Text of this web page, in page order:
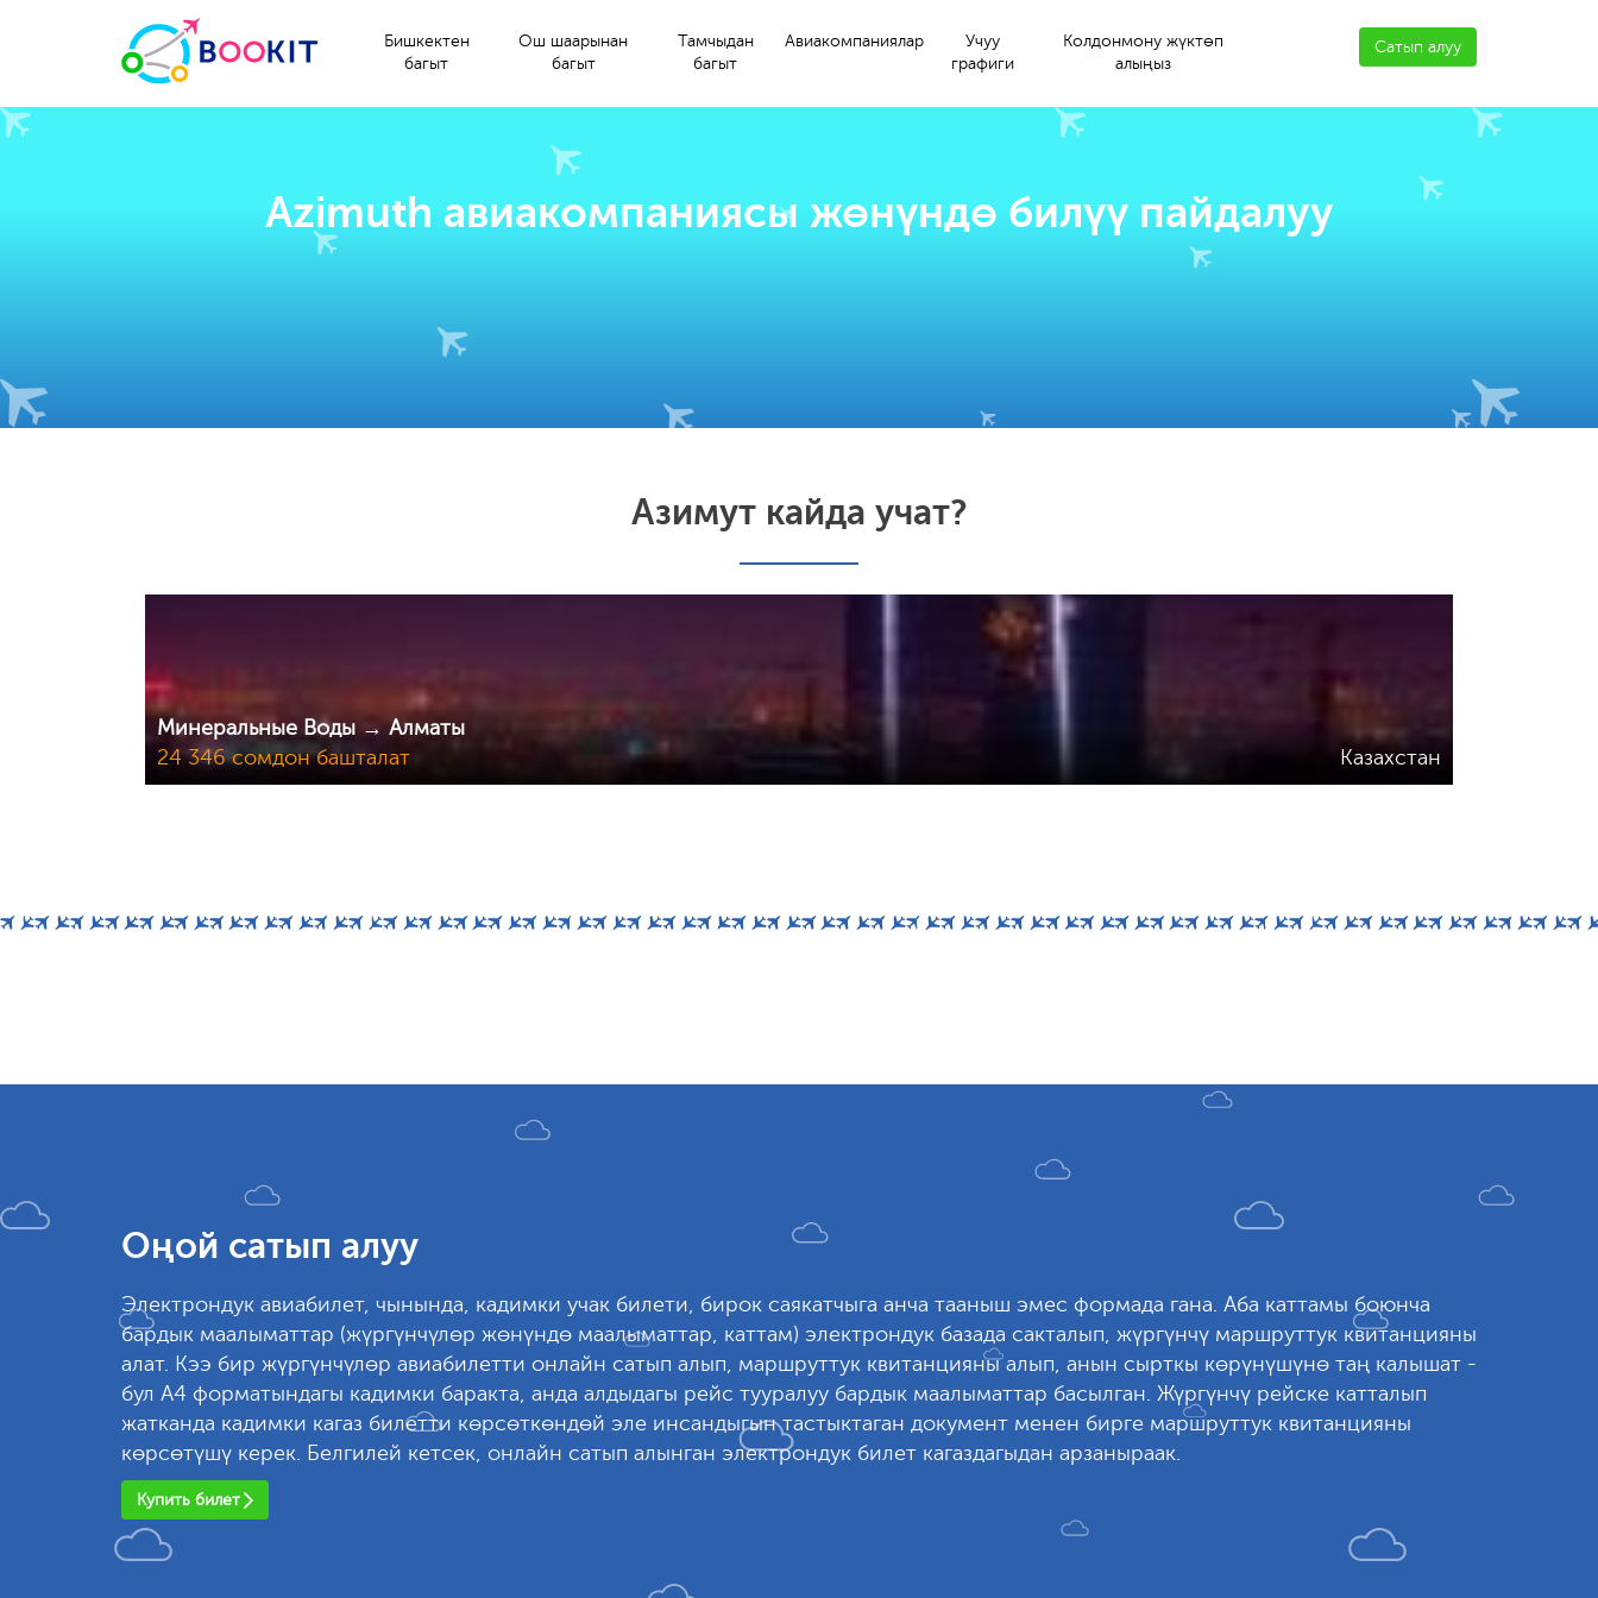
Бишкектен
багыт
Ош шаарынан
багыт
Тамчыдан
багыт
Авиакомпаниялар
Учуу
графиги
Колдонмону жүктөп
алыңыз
Сатып алуу
Azimuth авиакомпаниясы жөнүндө билүү пайдалуу
Азимут кайда учат?
Минеральные Воды → Алматы
24 346 сомдон башталат
Казахстан
Оңой сатып алуу
Электрондук авиабилет, чынында, кадимки учак билети, бирок саякатчыга анча тааныш эмес формада гана. Аба каттамы боюнча
бардык маалыматтар (жүргүнчүлөр жөнүндө маалыматтар, каттам) электрондук базада сакталып, жүргүнчү маршруттук квитанцияны
алат. Кээ бир жүргүнчүлөр авиабилетти онлайн сатып алып, маршруттук квитанцияны алып, анын сырткы көрүнүшүнө таң калышат -
бул А4 форматындагы кадимки баракта, анда алдыдагы рейс тууралуу бардык маалыматтар басылган. Жүргүнчү рейске катталып
жатканда кадимки кагаз билетти көрсөткөндөй эле инсандыгын тастыктаган документ менен бирге маршруттук квитанцияны
көрсөтүшү керек. Белгилей кетсек, онлайн сатып алынган электрондук билет кагаздагыдан арзаныраак.
Купить билет